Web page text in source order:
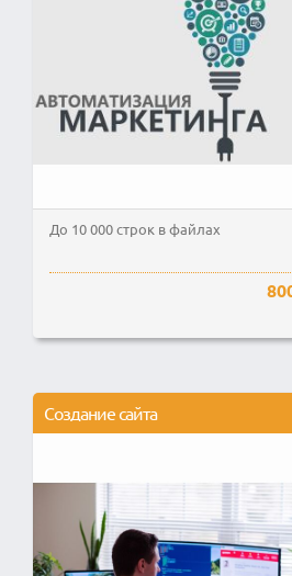
До 10 000 строк в файлах
Создание сайта